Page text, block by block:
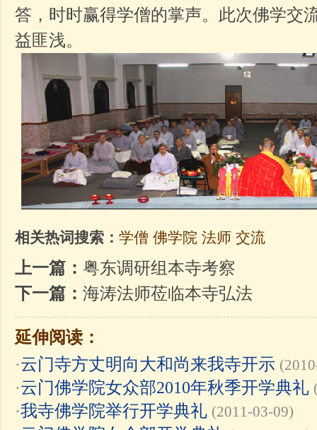
答，时时赢得学僧的掌声。此次佛学交
益匪浅。
相关热词搜索： 学僧 佛学院 法师 交流
上一篇： 粤东调研组本寺考察
下一篇： 海涛法师莅临本寺弘法
延伸阅读：
·云门寺方丈明向大和尚来我寺开示
·云门佛学院女众部2010年秋季开学典礼
·我寺佛学院举行开学典礼 (2011-03-09)